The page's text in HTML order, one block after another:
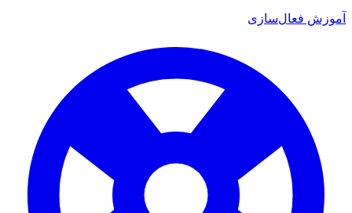
آموزش فعال‌سازی